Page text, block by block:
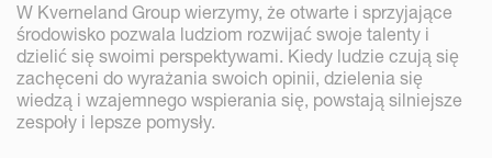
W Kverneland Group wierzymy, że otwarte i sprzyjające
środowisko pozwala ludziom rozwijać swoje talenty i
dzielić się swoimi perspektywami. Kiedy ludzie czują się
zachęceni do wyrażania swoich opinii, dzielenia się
wiedzą i wzajemnego wspierania się, powstają silniejsze
zespoły i lepsze pomysły.